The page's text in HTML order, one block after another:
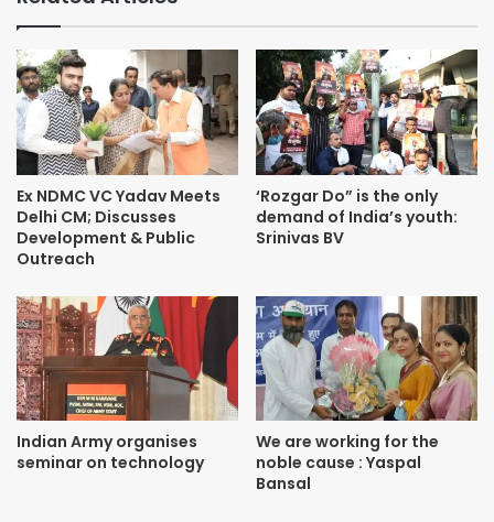
Ex NDMC VC Yadav Meets
Delhi CM; Discusses
Development & Public
Outreach
‘Rozgar Do” is the only
demand of India’s youth:
Srinivas BV
Indian Army organises
seminar on technology
We are working for the
noble cause : Yaspal
Bansal